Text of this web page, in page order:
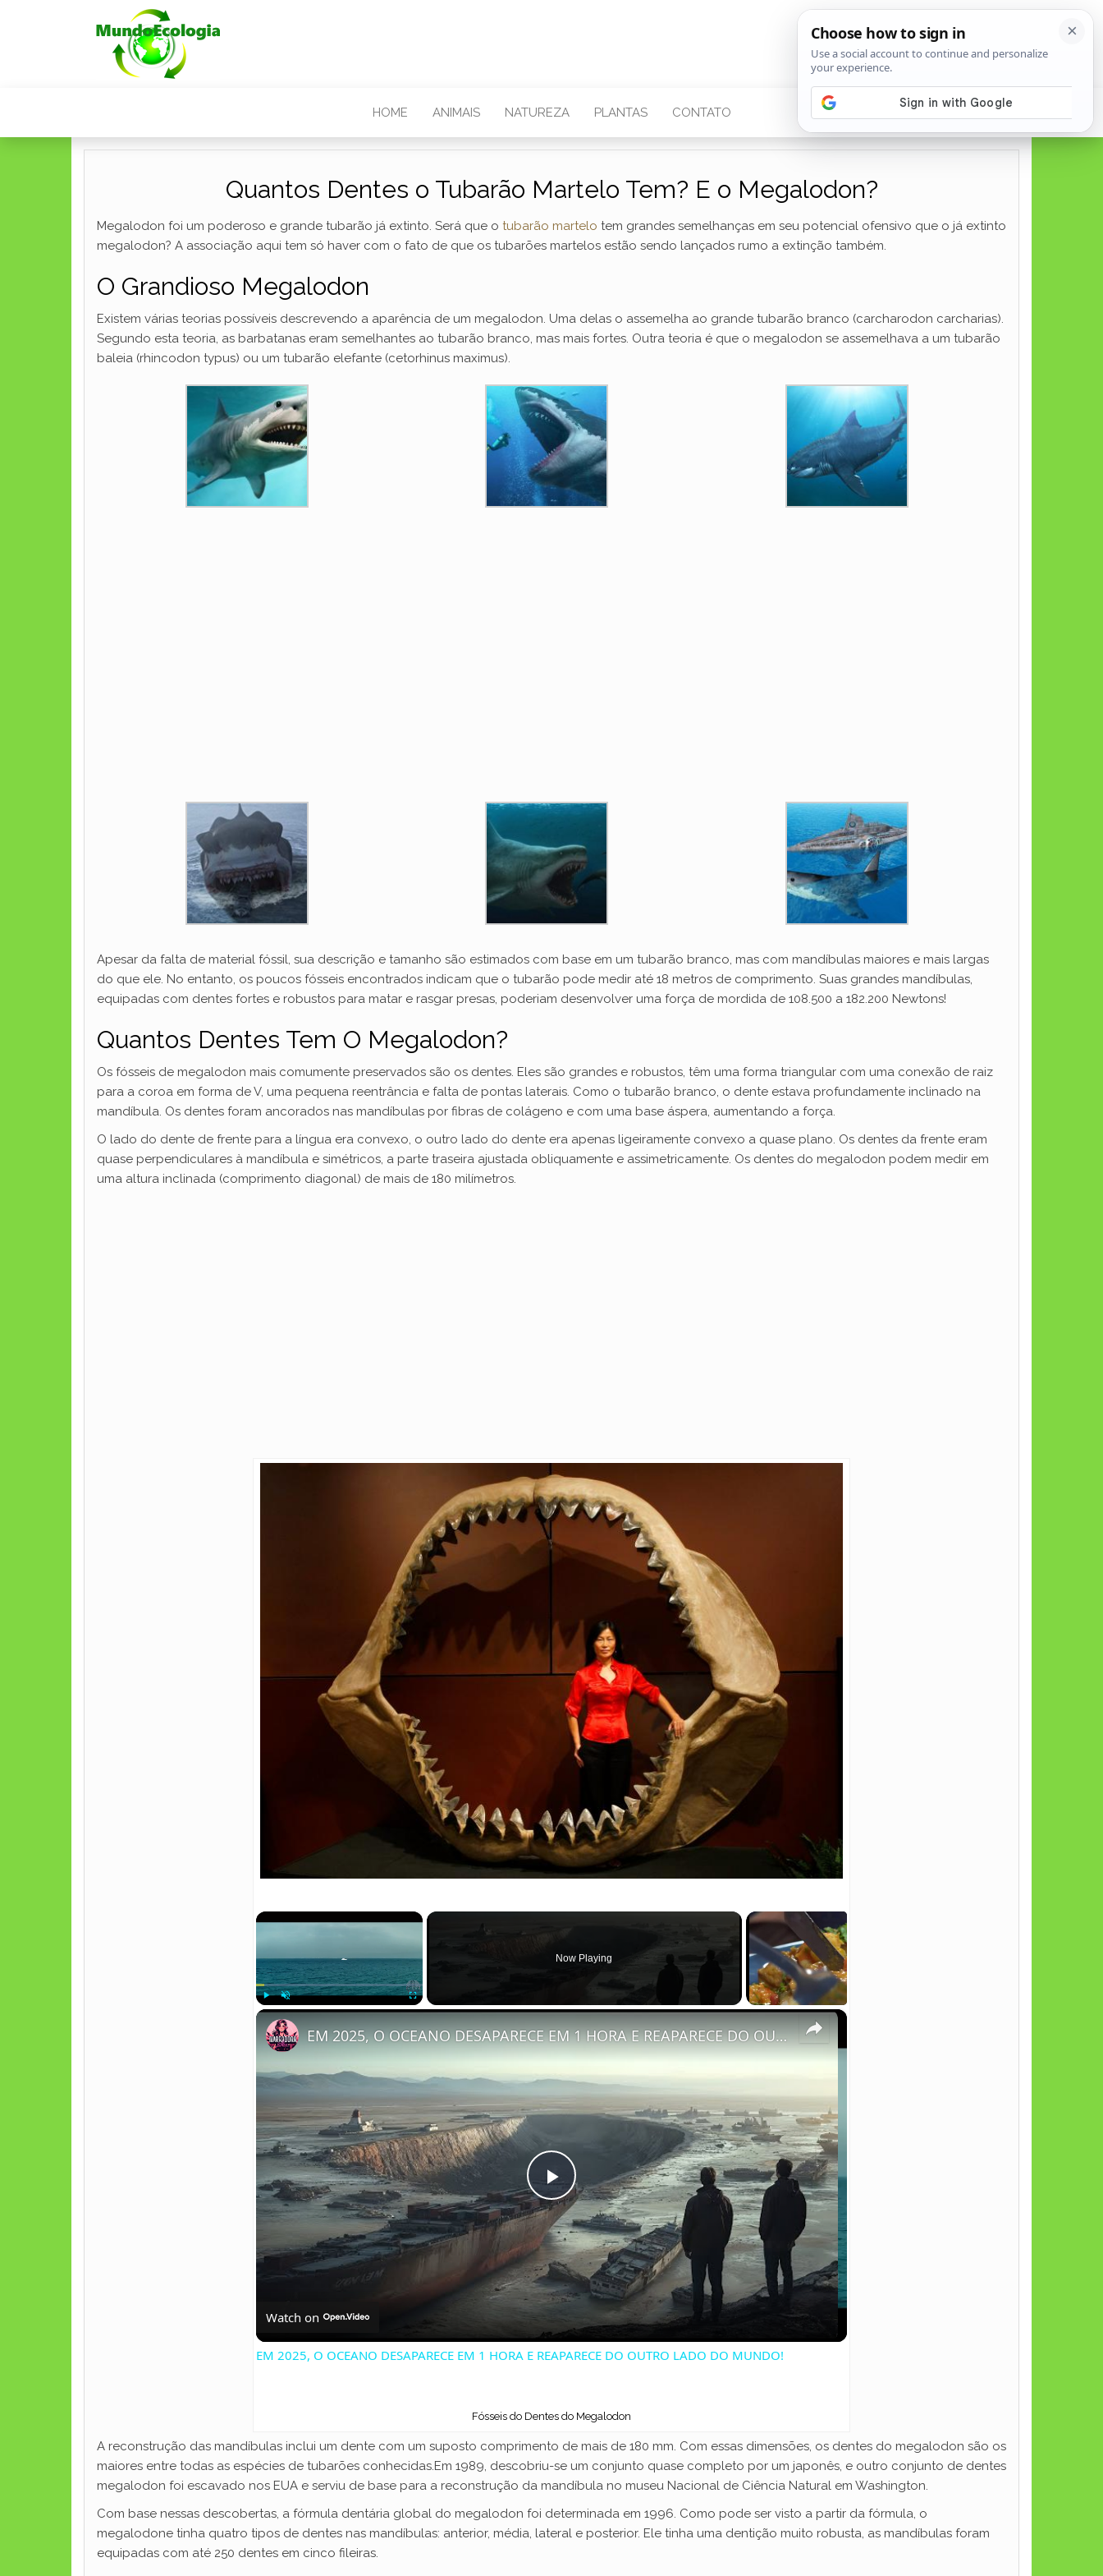
HOME ANIMAIS NATUREZA PLANTAS CONTATO
Quantos Dentes o Tubarão Martelo Tem? E o Megalodon?
Megalodon foi um poderoso e grande tubarão já extinto. Será que o tubarão martelo tem grandes semelhanças em seu potencial ofensivo que o já extinto
megalodon? A associação aqui tem só haver com o fato de que os tubarões martelos estão sendo lançados rumo a extinção também.
O Grandioso Megalodon
Existem várias teorias possíveis descrevendo a aparência de um megalodon. Uma delas o assemelha ao grande tubarão branco (carcharodon carcharias).
Segundo esta teoria, as barbatanas eram semelhantes ao tubarão branco, mas mais fortes. Outra teoria é que o megalodon se assemelhava a um tubarão
baleia (rhincodon typus) ou um tubarão elefante (cetorhinus maximus).
Apesar da falta de material fóssil, sua descrição e tamanho são estimados com base em um tubarão branco, mas com mandíbulas maiores e mais largas
do que ele. No entanto, os poucos fósseis encontrados indicam que o tubarão pode medir até 18 metros de comprimento. Suas grandes mandíbulas,
equipadas com dentes fortes e robustos para matar e rasgar presas, poderiam desenvolver uma força de mordida de 108.500 a 182.200 Newtons!
Quantos Dentes Tem O Megalodon?
Os fósseis de megalodon mais comumente preservados são os dentes. Eles são grandes e robustos, têm uma forma triangular com uma conexão de raiz
para a coroa em forma de V, uma pequena reentrância e falta de pontas laterais. Como o tubarão branco, o dente estava profundamente inclinado na
mandíbula. Os dentes foram ancorados nas mandíbulas por fibras de colágeno e com uma base áspera, aumentando a força.
O lado do dente de frente para a língua era convexo, o outro lado do dente era apenas ligeiramente convexo a quase plano. Os dentes da frente eram
quase perpendiculares à mandíbula e simétricos, a parte traseira ajustada obliquamente e assimetricamente. Os dentes do megalodon podem medir em
uma altura inclinada (comprimento diagonal) de mais de 180 milímetros.
×
Play Unmute Fullscreen
Now Playing
×
P
l
a
y
i
d
e
EM 2025, O OCEANO DESAPARECE EM 1 HORA E REAPARECE DO OUTRO LADO DO MUNDO!
Watch on
EM 2025, O OCEANO DESAPARECE EM 1 HORA E REAPARECE DO OUTRO LADO DO MUNDO!
Fósseis do Dentes do Megalodon
A reconstrução das mandíbulas inclui um dente com um suposto comprimento de mais de 180 mm. Com essas dimensões, os dentes do megalodon são os
maiores entre todas as espécies de tubarões conhecidas.Em 1989, descobriu-se um conjunto quase completo por um japonês, e outro conjunto de dentes
megalodon foi escavado nos EUA e serviu de base para a reconstrução da mandíbula no museu Nacional de Ciência Natural em Washington.
Com base nessas descobertas, a fórmula dentária global do megalodon foi determinada em 1996. Como pode ser visto a partir da fórmula, o
megalodone tinha quatro tipos de dentes nas mandíbulas: anterior, média, lateral e posterior. Ele tinha uma dentição muito robusta, as mandíbulas foram
equipadas com até 250 dentes em cinco fileiras.